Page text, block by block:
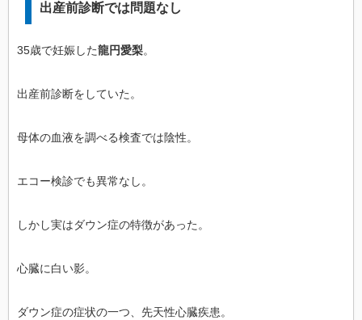
出産前診断では問題なし
35歳で妊娠した龍円愛梨。
出産前診断をしていた。
母体の血液を調べる検査では陰性。
エコー検診でも異常なし。
しかし実はダウン症の特徴があった。
心臓に白い影。
ダウン症の症状の一つ、先天性心臓疾患。